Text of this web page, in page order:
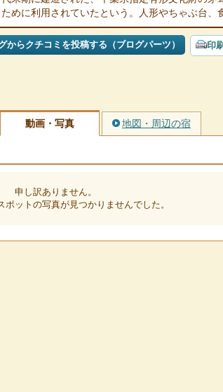
めに利用されていたという。人形やちゃぶ台、
からクチコミを投稿する（ブログパーツ） 印
動画・写真 地図・周辺の宿
申し訳ありません。
ポットの写真が見つかりませんでした。